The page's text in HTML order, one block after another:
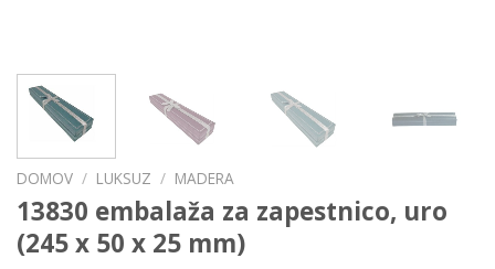
DOMOV / LUKSUZ / MADERA
13830 embalaža za zapestnico, uro
(245 x 50 x 25 mm)